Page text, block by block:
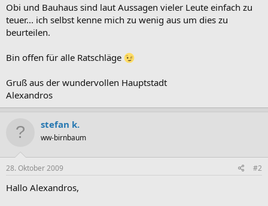
Obi und Bauhaus sind laut Aussagen vieler Leute einfach zu
teuer... ich selbst kenne mich zu wenig aus um dies zu
beurteilen.
Bin offen für alle Ratschläge
Gruß aus der wundervollen Hauptstadt
Alexandros
stefan k.
ww-birnbaum
28. Oktober 2009 #2
Hallo Alexandros,